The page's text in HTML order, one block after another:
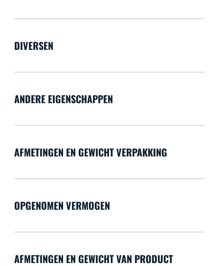
DIVERSEN
ANDERE EIGENSCHAPPEN
AFMETINGEN EN GEWICHT VERPAKKING
OPGENOMEN VERMOGEN
AFMETINGEN EN GEWICHT VAN PRODUCT